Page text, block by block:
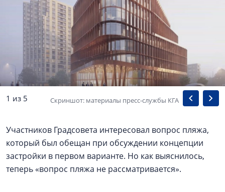
1 из 5 Скриншот: материалы пресс-службы КГА
Участников Градсовета интересовал вопрос пляжа,
который был обещан при обсуждении концепции
застройки в первом варианте. Но как выяснилось,
теперь «вопрос пляжа не рассматривается».